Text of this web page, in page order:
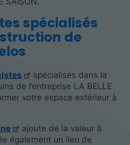
spécialisés
de
spécialisés dans la
de l’entreprise LA BELLE
votre espace extérieur à
ajoute de la valeur à
également un lieu de